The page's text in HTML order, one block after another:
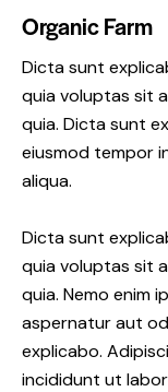
Organic Farm
Dicta sunt
quia voluptas sit
quia. Dicta sunt
eiusmod tempor
aliqua.
Dicta sunt
quia voluptas sit
quia. Nemo enim
aspernatur aut
explicabo.
incididunt ut